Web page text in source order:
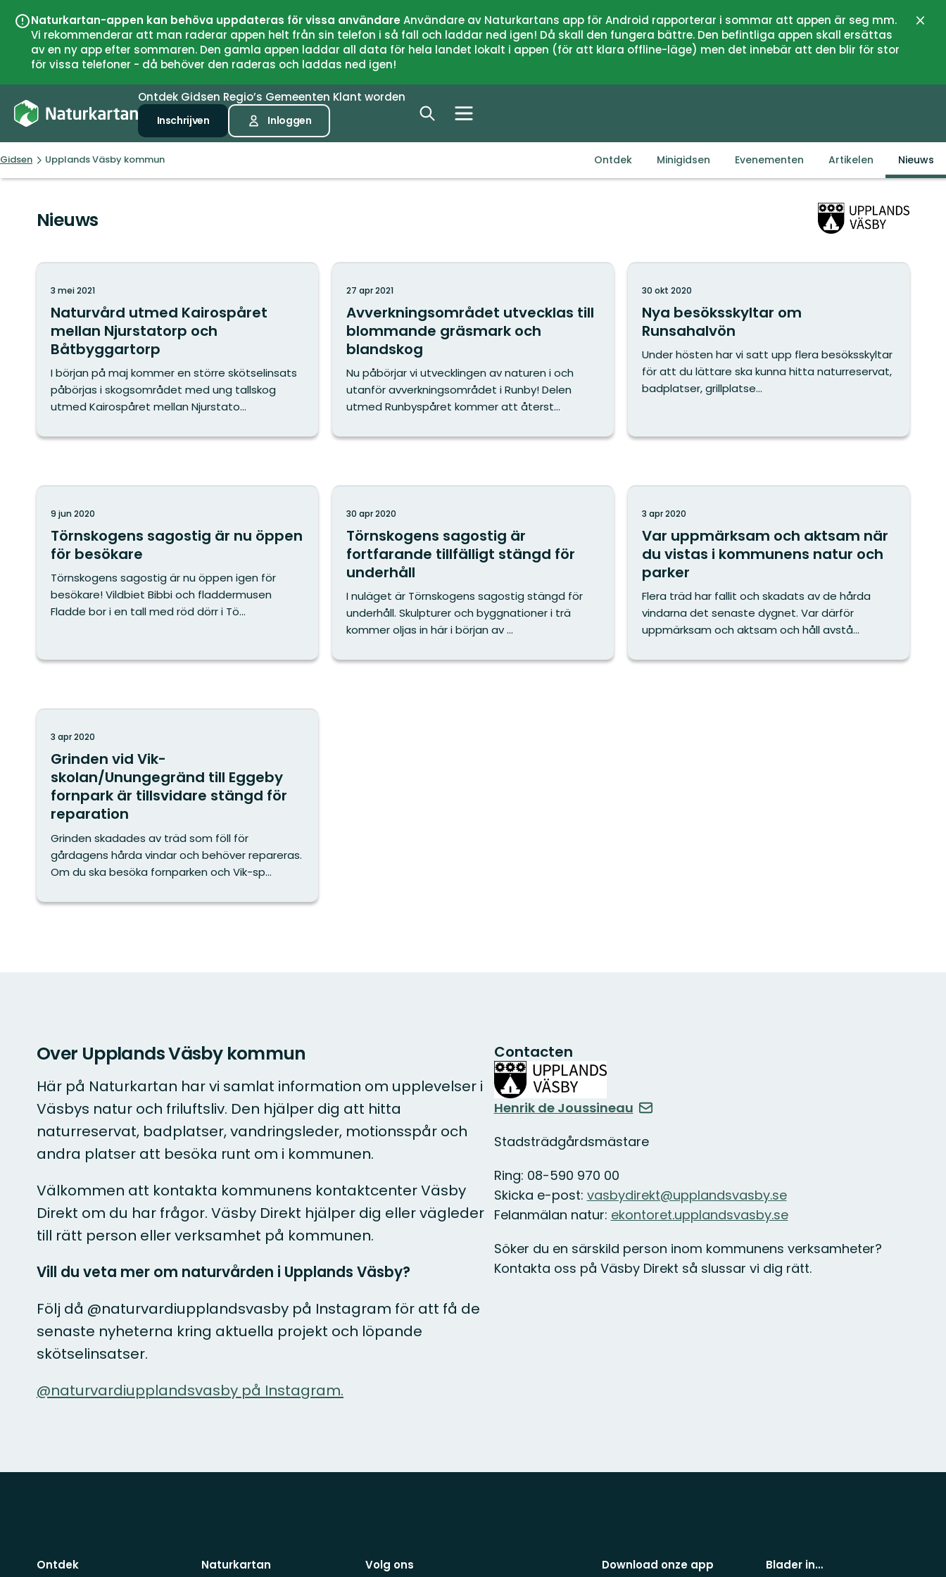
Naturkartan-appen kan behöva uppdateras för vissa användareAnvändare av Naturkartans app för Android rapporterar i sommar att appen är seg mm.
Vi rekommenderar att man raderar appen helt från sin telefon i så fall och laddar ned igen! Då skall den fungera bättre. Den befintliga appen skall ersättas
av en ny app efter sommaren. Den gamla appen laddar all data för hela landet lokalt i appen (för att klara offline-läge) men det innebär att den blir för stor
för vissa telefoner - då behöver den raderas och laddas ned igen!
Ontdek Gidsen Regio’s Gemeenten Klant worden
Inschrijven Inloggen
Gidsen Upplands Väsby kommun Ontdek Minigidsen Evenementen Artikelen Nieuws
Nieuws
Naturvård utmed Kairospåret
mellan Njurstatorp och
Båtbyggartorp
3 mei 2021
I början på maj kommer en större skötselinsats
påbörjas i skogsområdet med ung tallskog
utmed Kairospåret mellan Njurstato...
Avverkningsområdet utvecklas till
blommande gräsmark och
blandskog
27 apr 2021
Nu påbörjar vi utvecklingen av naturen i och
utanför avverkningsområdet i Runby! Delen
utmed Runbyspåret kommer att återst...
Nya besöksskyltar om
Runsahalvön
30 okt 2020
Under hösten har vi satt upp flera besöksskyltar
för att du lättare ska kunna hitta naturreservat,
badplatser, grillplatse...
Törnskogens sagostig är nu öppen
för besökare
9 jun 2020
Törnskogens sagostig är nu öppen igen för
besökare! Vildbiet Bibbi och fladdermusen
Fladde bor i en tall med röd dörr i Tö...
Törnskogens sagostig är
fortfarande tillfälligt stängd för
underhåll
30 apr 2020
I nuläget är Törnskogens sagostig stängd för
underhåll. Skulpturer och byggnationer i trä
kommer oljas in här i början av ...
Var uppmärksam och aktsam när
du vistas i kommunens natur och
parker
3 apr 2020
Flera träd har fallit och skadats av de hårda
vindarna det senaste dygnet. Var därför
uppmärksam och aktsam och håll avstå...
Grinden vid Vik-
skolan/Unungegränd till Eggeby
fornpark är tillsvidare stängd för
reparation
3 apr 2020
Grinden skadades av träd som föll för
gårdagens hårda vindar och behöver repareras.
Om du ska besöka fornparken och Vik-sp...
Over Upplands Väsby kommun
Här på Naturkartan har vi samlat information om upplevelser i
Väsbys natur och friluftsliv. Den hjälper dig att hitta
naturreservat, badplatser, vandringsleder, motionsspår och
andra platser att besöka runt om i kommunen.
Välkommen att kontakta kommunens kontaktcenter Väsby
Direkt om du har frågor. Väsby Direkt hjälper dig eller vägleder
till rätt person eller verksamhet på kommunen.
Vill du veta mer om naturvården i Upplands Väsby?
Följ då @naturvardiupplandsvasby på Instagram för att få de
senaste nyheterna kring aktuella projekt och löpande
skötselinsatser.
@naturvardiupplandsvasby på Instagram.
Contacten
Henrik de Joussineau
Stadsträdgårdsmästare
Ring: 08-590 970 00
Skicka e-post: vasbydirekt@upplandsvasby.se
Felanmälan natur: ekontoret.upplandsvasby.se
Söker du en särskild person inom kommunens verksamheter?
Kontakta oss på Väsby Direkt så slussar vi dig rätt.
Ontdek Naturkartan Volg ons Download onze app Blader in…